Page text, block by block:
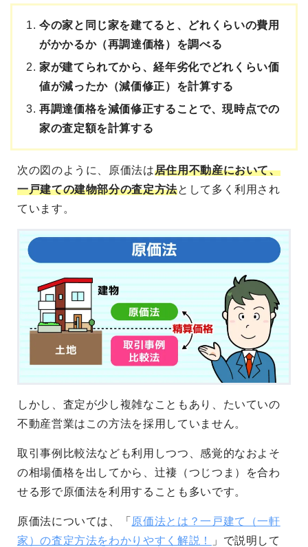
今の家と同じ家を建てると、どれくらいの費用
がかかるか（再調達価格）を調べる
家が建てられてから、経年劣化でどれくらい価
値が減ったか（減価修正）を計算する
再調達価格を減価修正することで、現時点での
家の査定額を計算する
次の図のように、原価法は居住用不動産において、
一戸建ての建物部分の査定方法として多く利用され
ています。
しかし、査定が少し複雑なこともあり、たいていの
不動産営業はこの方法を採用していません。
取引事例比較法なども利用しつつ、感覚的なおよそ
の相場価格を出してから、辻褄（つじつま）を合わ
せる形で原価法を利用することも多いです。
原価法については、「 原価法とは？一戸建て（一軒
家）の査定方法をわかりやすく解説！
」で説明して